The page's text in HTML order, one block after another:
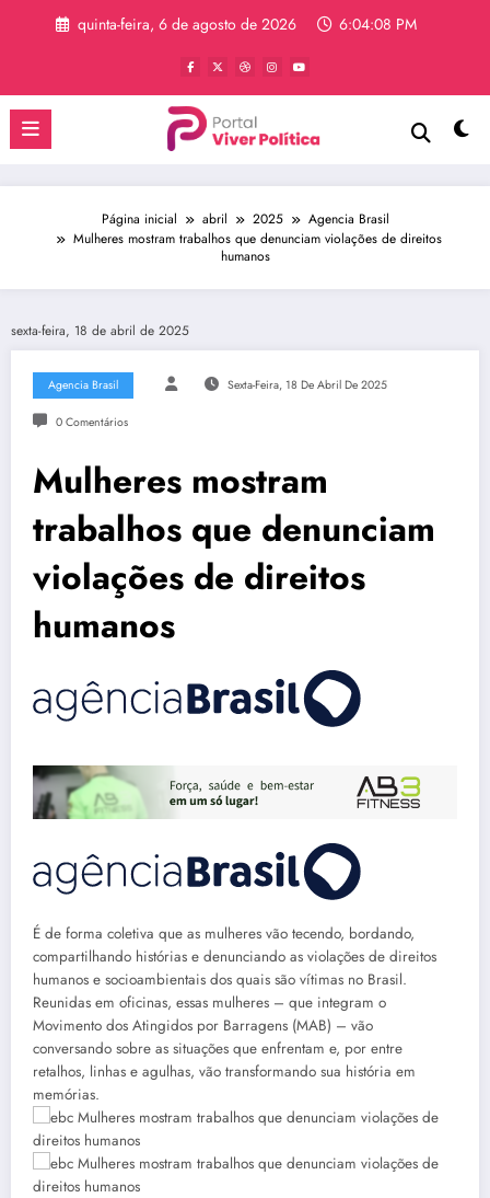
quinta-feira, 6 de agosto de 2026 6:04:09 PM
Página inicial abril 2025
Agencia Brasil
Mulheres mostram trabalhos que denunciam violações de direitos
humanos
sexta-feira, 18 de abril de 2025
Agencia Brasil Sexta-Feira, 18 De Abril De 2025
0 Comentários
Mulheres mostram
trabalhos que denunciam
violações de direitos
humanos
É de forma coletiva que as mulheres vão tecendo, bordando,
compartilhando histórias e denunciando as violações de direitos
humanos e socioambientais dos quais são vítimas no Brasil.
Reunidas em oficinas, essas mulheres – que integram o
Movimento dos Atingidos por Barragens (MAB) – vão
conversando sobre as situações que enfrentam e, por entre
retalhos, linhas e agulhas, vão transformando sua história em
memórias.